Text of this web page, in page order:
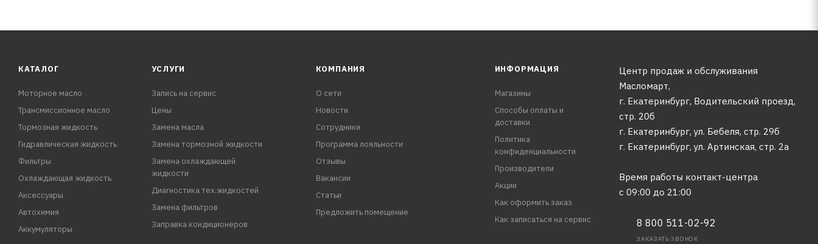
КАТАЛОГ
Моторное масло
Трансмиссионное масло
Тормозная жидкость
Гидравлическая жидкость
Фильтры
Охлаждающая жидкость
Аксессуары
Автохимия
Аккумуляторы
УСЛУГИ
Запись на сервис
Цены
Замена масла
Замена тормозной жидкости
Замена охлаждающей
жидкости
Диагностика тех.жидкостей
Замена фильтров
Заправка кондиционеров
КОМПАНИЯ
О сети
Новости
Сотрудники
Программа лояльности
Отзывы
Вакансии
Статьи
Предложить помещение
ИНФОРМАЦИЯ
Магазины
Способы оплаты и
доставки
Политика
конфиденциальности
Производители
Акции
Как оформить заказ
Как записаться на сервис
Центр продаж и обслуживания
Масломарт,
г. Екатеринбург, Водительский проезд,
стр. 20б
г. Екатеринбург, ул. Бебеля, стр. 29б
г. Екатеринбург, ул. Артинская, стр. 2а
Время работы контакт-центра
с 09:00 до 21:00
8 800 511-02-92
ЗАКАЗАТЬ ЗВОНОК